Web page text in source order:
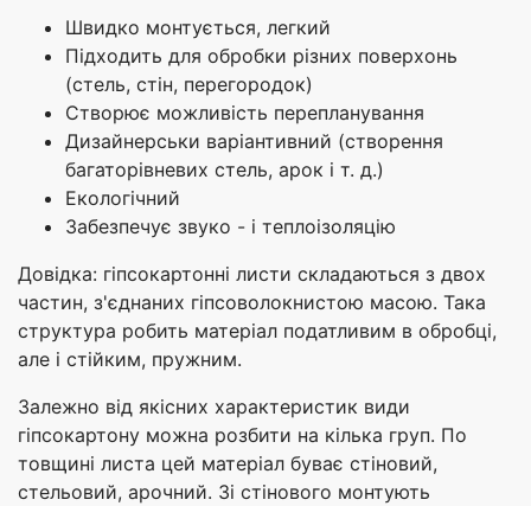
Швидко монтується, легкий
Підходить для обробки різних поверхонь
(стель, стін, перегородок)
Створює можливість перепланування
Дизайнерськи варіантивний (створення
багаторівневих стель, арок і т. д.)
Екологічний
Забезпечує звуко - і теплоізоляцію
Довідка: гіпсокартонні листи складаються з двох
частин, з'єднаних гіпсоволокнистою масою. Така
структура робить матеріал податливим в обробці,
але і стійким, пружним.
Залежно від якісних характеристик види
гіпсокартону можна розбити на кілька груп. По
товщині листа цей матеріал буває стіновий,
стельовий, арочний. Зі стінового монтують